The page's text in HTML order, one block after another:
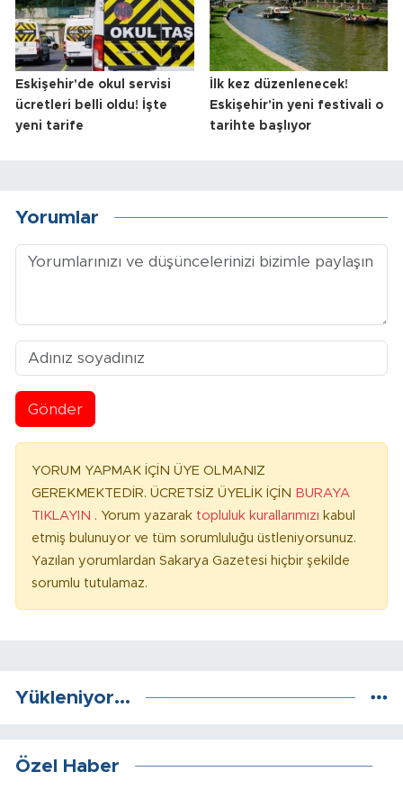
Eskişehir'de okul servisi
ücretleri belli oldu! İşte
yeni tarife
İlk kez düzenlenecek!
Eskişehir'in yeni festivali o
tarihte başlıyor
Yorumlar
Gönder
YORUM YAPMAK İÇİN ÜYE OLMANIZ
GEREKMEKTEDİR. ÜCRETSİZ ÜYELİK İÇİN BURAYA
TIKLAYIN . Yorum yazarak topluluk kurallarımızı kabul
etmiş bulunuyor ve tüm sorumluluğu üstleniyorsunuz.
Yazılan yorumlardan Sakarya Gazetesi hiçbir şekilde
sorumlu tutulamaz.
Yükleniyor...
Özel Haber